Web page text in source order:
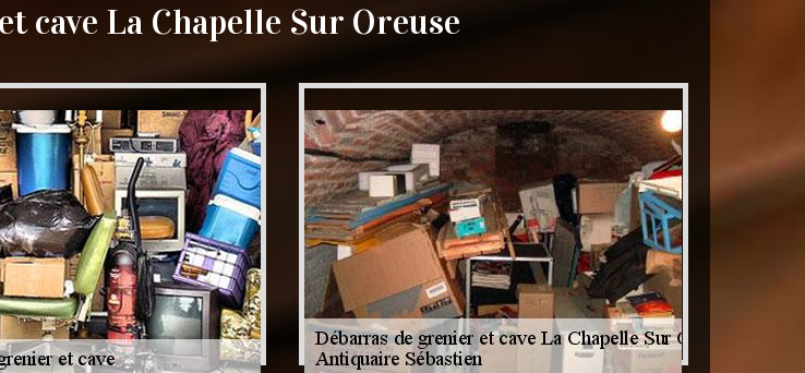
cave La Chapelle Sur Oreuse